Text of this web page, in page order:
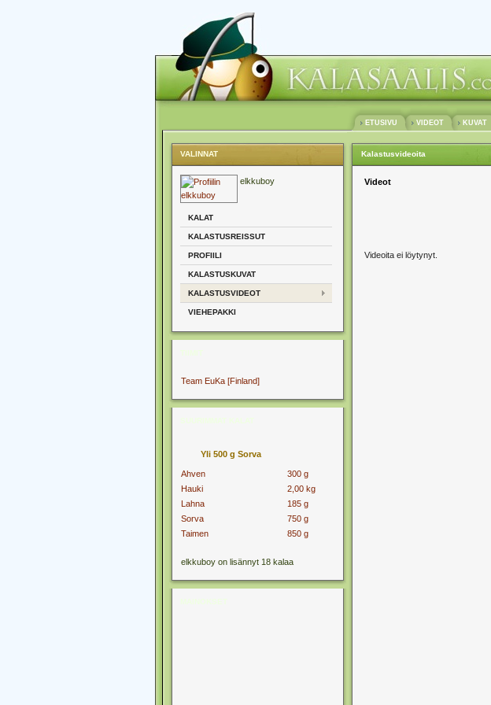
ETUSIVU VIDEOT KUVAT
VALINNAT
elkkuboy
KALAT
KALASTUSREISSUT
PROFIILI
KALASTUSKUVAT
KALASTUSVIDEOT
VIEHEPAKKI
Team EuKa [Finland]
Yli 500 g Sorva
Ahven
300 g
Hauki
2,00 kg
Lahna
185 g
Sorva
750 g
Taimen
850 g
elkkuboy on lisännyt 18 kalaa
Kalastusvideoita
Videot
Videoita ei löytynyt.